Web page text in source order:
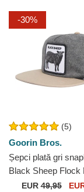
-30%
(5)
Goorin Bros.
Șepci plată gri
Black Sheep Flock
The Farm Flats
EUR49,95